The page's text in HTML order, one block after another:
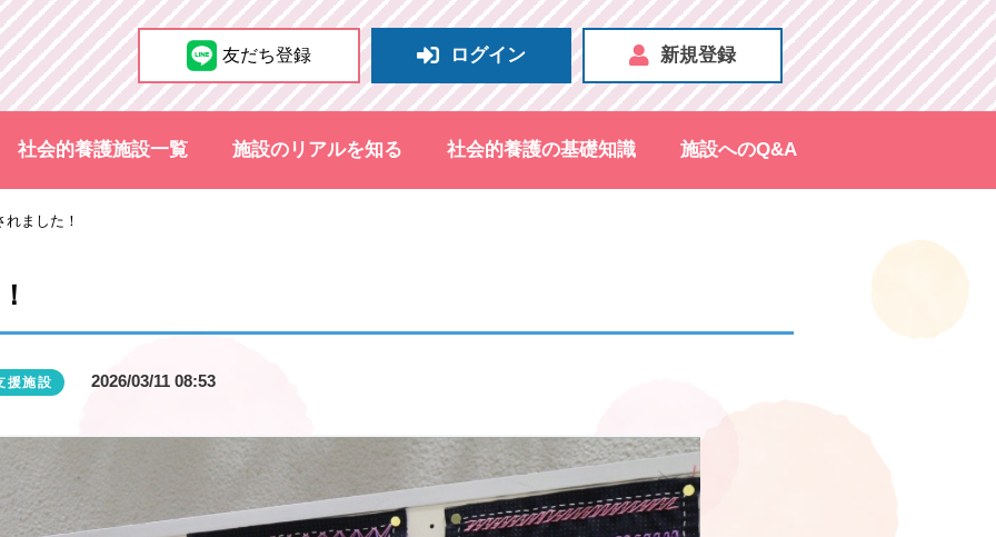
友だち登録 ログイン 新規登録
社会的養護施設一覧 施設のリアルを知る 社会的養護の基礎知識 施設へのQ&A
ました！
援施設 2026/03/11 08:53